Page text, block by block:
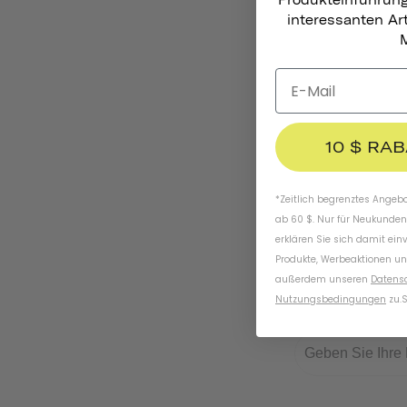
interessanten
10 $
*Zeitlich begrenztes
ab 60 $. Nur für
erklären Sie sich damit
Produkte, Werbeaktionen
außerdem unseren
Nutzungsbedingungen zu.